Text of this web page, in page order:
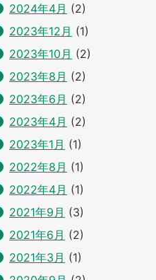
2024年4月 (2)
2023年12月 (1)
2023年10月 (2)
2023年8月 (2)
2023年6月 (2)
2023年4月 (2)
2023年1月 (1)
2022年8月 (1)
2022年4月 (1)
2021年9月 (3)
2021年6月 (2)
2021年3月 (1)